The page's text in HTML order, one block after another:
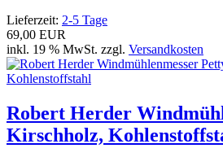
Lieferzeit: 2-5 Tage
69,00 EUR
inkl. 19 % MwSt. zzgl. Versandkosten
Robert Herder
Kirschholz,